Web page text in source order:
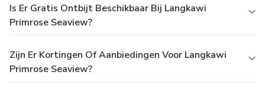
Is Er Gratis Ontbijt Beschikbaar Bij Langkawi
Primrose Seaview?
Zijn Er Kortingen Of Aanbiedingen Voor Langkawi
Primrose Seaview?